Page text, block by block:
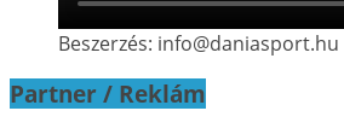
Beszerzés: info@daniasport.hu
Partner / Reklám